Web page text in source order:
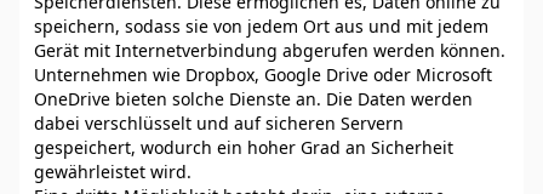
speichern, sodass sie von jedem Ort aus und mit jedem
Gerät mit Internetverbindung abgerufen werden können.
Unternehmen wie Dropbox, Google Drive oder Microsoft
OneDrive bieten solche Dienste an. Die Daten werden
dabei verschlüsselt und auf sicheren Servern
gespeichert, wodurch ein hoher Grad an Sicherheit
gewährleistet wird.